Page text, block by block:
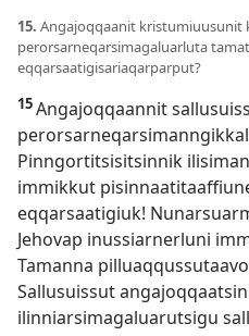
15. Angajoqqaanit
perorsarneqarsimagaluarluta
eqqarsaatigisariaqarparput?
15Angajoqqaannit
Pinngortitsisitsinnik
immikkut
eqqarsaatigiuk!
Jehovap inussiarnerluni
Tamanna
Sallusuissut
ilinniarsimagaluarutsigu